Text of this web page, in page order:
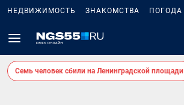
НЕДВИЖИМОСТЬ ЗНАКОМСТВА ПОГОДА
Семь человек сбили на Ленинградской площади